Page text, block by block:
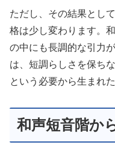
ただし、その結果とし
格は少し変わります。
の中にも長調的な引力
は、短調らしさを保ち
という必要から生まれ
和声短音階か